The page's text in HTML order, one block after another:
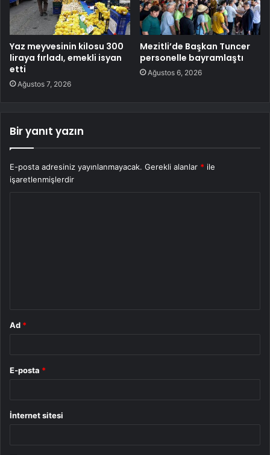
Yaz meyvesinin kilosu 300
liraya fırladı, emekli isyan
etti
Ağustos 7, 2026
Mezitli’de Başkan Tuncer
personelle bayramlaştı
Ağustos 6, 2026
Bir yanıt yazın
E-posta adresiniz yayınlanmayacak. Gerekli alanlar * ile
işaretlenmişlerdir
Ad *
E-posta *
İnternet sitesi